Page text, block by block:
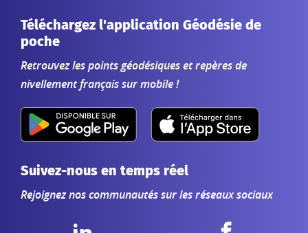
Téléchargez l'application Géodésie de
poche
Retrouvez les points géodésiques et repères de
nivellement français sur mobile !
Suivez-nous en temps réel
Rejoignez nos communautés sur les réseaux sociaux